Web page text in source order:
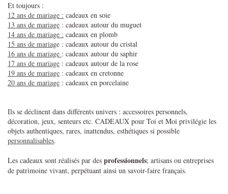
Et toujours :
12 ans de mariage : cadeaux en soie
13 ans de mariage : cadeaux autour du muguet
14 ans de mariage : cadeaux en plomb
15 ans de mariage : cadeaux autour du cristal
16 ans de mariage : cadeaux autour du saphir
17 ans de mariage : cadeaux autour de la rose
19 ans de mariage : cadeaux en cretonne
20 ans de mariage : cadeaux en porcelaine
Ils se déclinent dans différents univers : accessoires personnels,
décoration, jeux, senteurs etc. CADEAUX pour Toi et Moi privilégie les
objets authentiques, rares, inattendus, esthétiques si possible
personnalisables.
Les cadeaux sont réalisés par des professionnels; artisans ou entreprises
de patrimoine vivant, perpétuant ainsi un savoir-faire français.